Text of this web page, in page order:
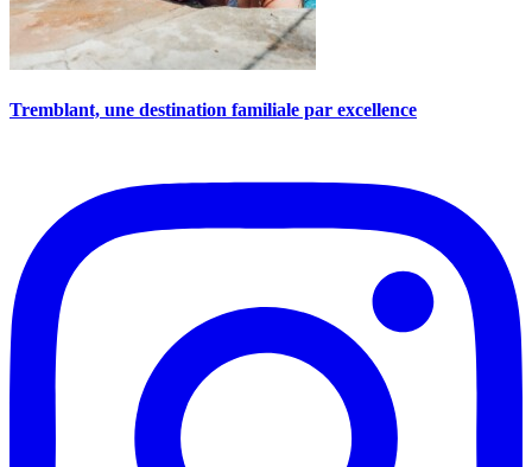
Tremblant, une destination familiale par excellence